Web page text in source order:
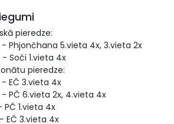
pieredze:
- Phjončhana 5.vieta 4x, 3.vieta 2x
- Soči 1.vieta 4x
pieredze:
- EČ 3.vieta 4x
- PČ 6.vieta 2x, 4.vieta 4x
PČ 1.vieta 4x
EČ 3.vieta 4x